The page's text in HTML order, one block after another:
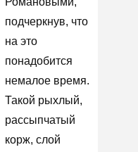
подчеркнув, что
на это
понадобится
немалое время.
Такой рыхлый,
рассыпчатый
корж, слой